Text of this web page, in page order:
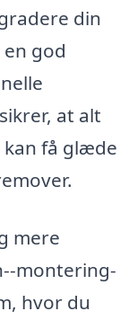
din
god
at alt
få glæde
mere
montering-
hvor du